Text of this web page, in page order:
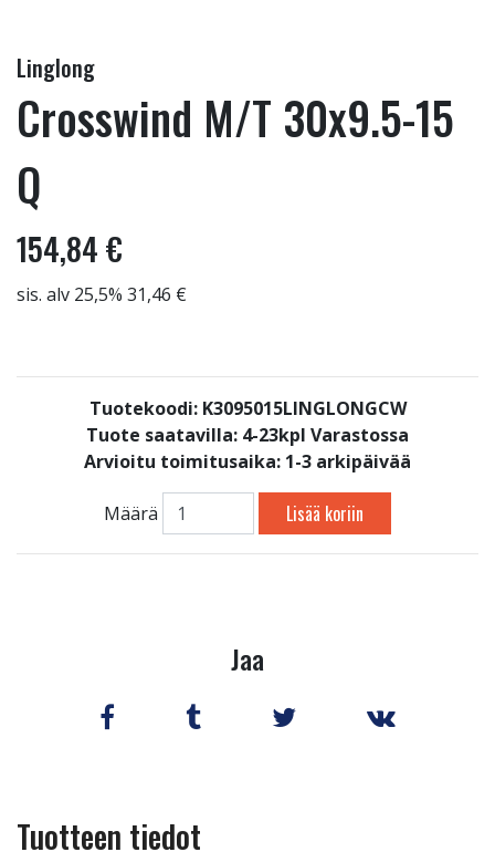
Linglong
Crosswind M/T 30x9.5-15
Q
154,84 €
sis. alv 25,5% 31,46 €
Tuotekoodi: K3095015LINGLONGCW
Tuote saatavilla: 4-23kpl Varastossa
Arvioitu toimitusaika: 1-3 arkipäivää
Määrä Lisää koriin
Jaa
Tuotteen tiedot